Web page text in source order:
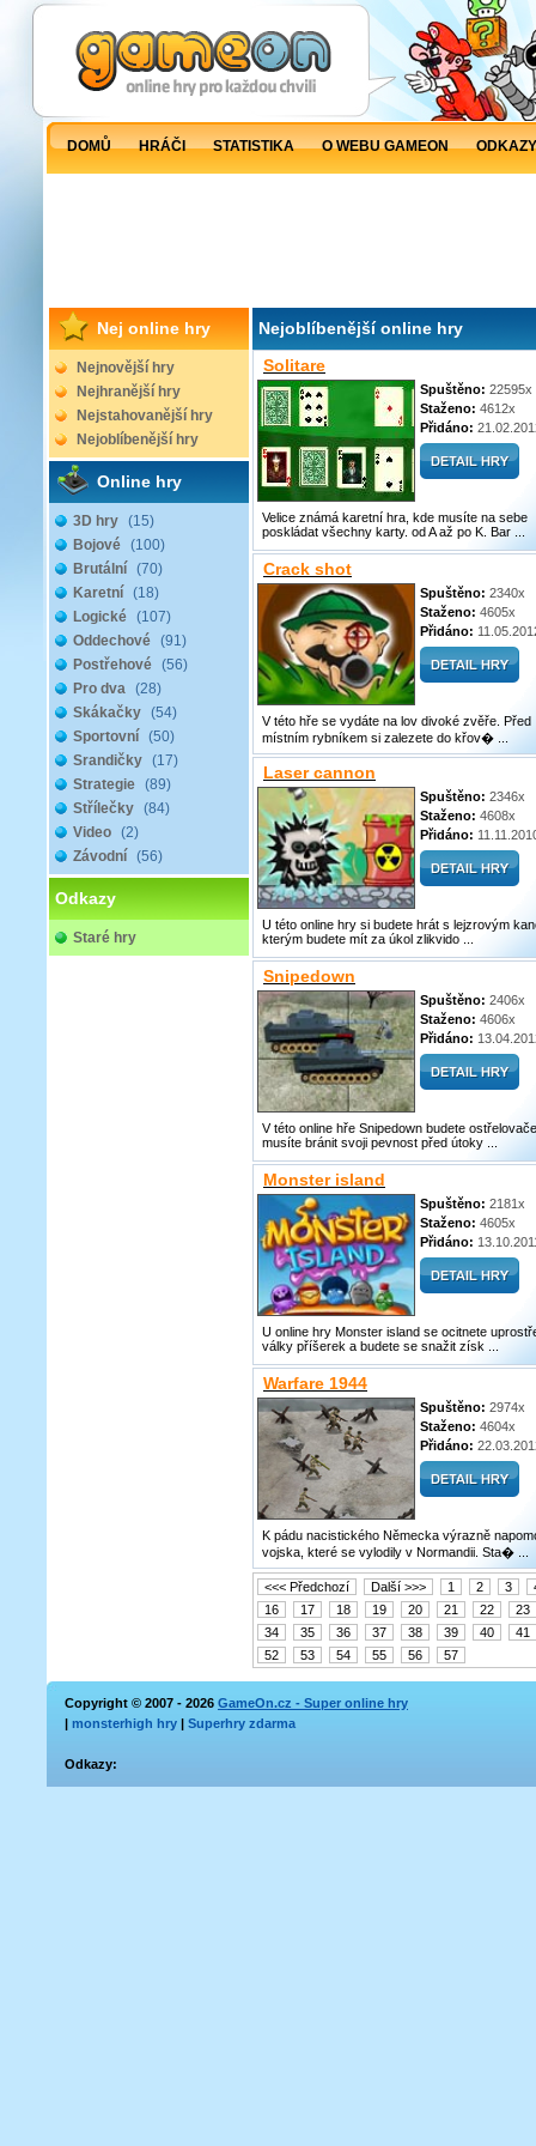
DOMŮ HRÁČI STATISTIKA O WEBU GAMEON
Nej online hry
Nejnovější hry
Nejhranější hry
Nejstahovanější hry
Nejoblíbenější hry
Online hry
3D hry (15)
Bojové (100)
Brutální (70)
Karetní (18)
Logické (107)
Oddechové (91)
Postřehové (56)
Pro dva (28)
Skákačky (54)
Sportovní (50)
Srandičky (17)
Strategie (89)
Střílečky (84)
Video (2)
Závodní (56)
Odkazy
Staré hry
Nejoblíbenější online hry
Solitare
Spuštěno: 22595x
Staženo: 4612x
Přidáno:
Velice známá karetní hra, kde musíte na sebe
poskládat všechny karty. od A až po K. Bar ...
Crack shot
Spuštěno: 2340x
Staženo: 4605x
Přidáno:
V této hře se vydáte na lov divoké zvěře. Před
místním rybníkem si zalezete do křov� ...
Laser cannon
Spuštěno: 2346x
Staženo: 4608x
Přidáno:
U této online hry si budete hrát s lejzrovým
kterým budete mít za úkol zlikvido ...
Snipedown
Spuštěno: 2406x
Staženo: 4606x
Přidáno:
V této online hře Snipedown budete
musíte bránit svoji pevnost před útoky ...
Monster island
Spuštěno: 2181x
Staženo: 4605x
Přidáno:
U online hry Monster island se ocitnete
války příšerek a budete se snažit získ ...
Warfare 1944
Spuštěno: 2974x
Staženo: 4604x
Přidáno:
K pádu nacistického Německa výrazně
vojska, které se vylodily v Normandii. Sta� ...
<<< Předchozí Další >>> 1 2 3
16
17 18 19 20 21 22
23
34
35 36 37 38 39 40
41
52
53 54 55 56 57
Copyright © 2007 - 2026 GameOn.cz - Super online hry
| monsterhigh hry | Superhry zdarma
Odkazy: